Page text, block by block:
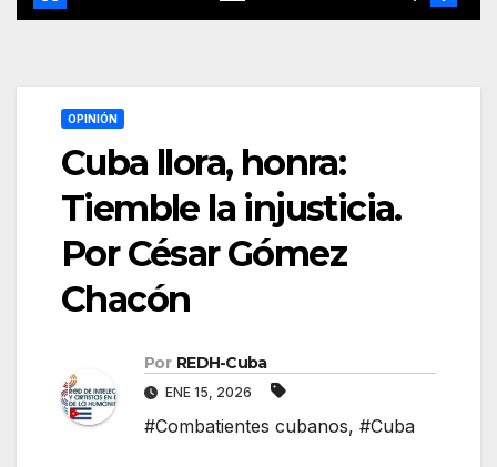
OPINIÓN
Cuba llora, honra:
Tiemble la injusticia.
Por César Gómez
Chacón
Por REDH-Cuba
ENE 15, 2026
#Combatientes cubanos, #Cuba